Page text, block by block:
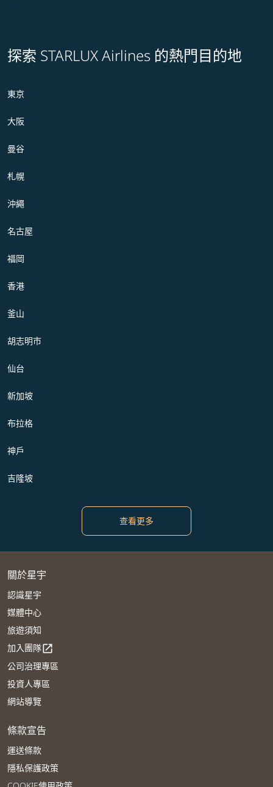
探索 STARLUX Airlines 的熱門目的地
東京
大阪
曼谷
札幌
沖繩
名古屋
福岡
香港
釜山
胡志明市
仙台
新加坡
布拉格
神戶
吉隆坡
查看更多
關於星宇
認識星宇
媒體中心
旅遊須知
加入團隊open_in_new
公司治理專區
投資人專區
網站導覽
條款宣告
運送條款
隱私保護政策